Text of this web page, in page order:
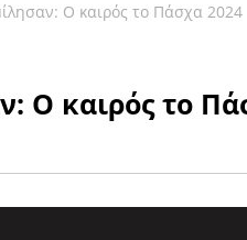
Ο καιρός το Πάσχα 2024
Ο καιρός το